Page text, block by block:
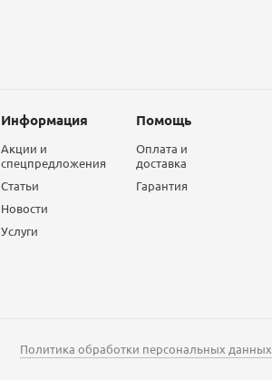
Информация
Акции и
спецпредложения
Статьи
Новости
Услуги
Помощь
Оплата и
доставка
Гарантия
Политика обработки персональных данных